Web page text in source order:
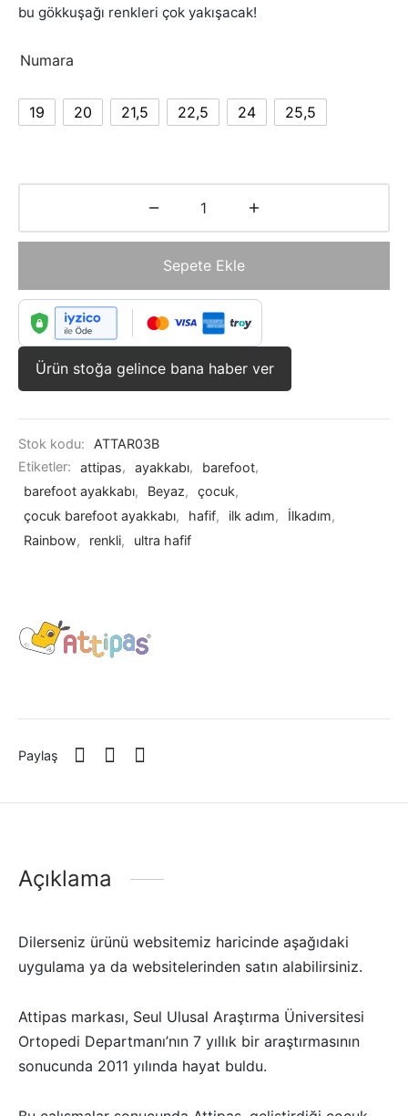
bu gökkuşağı renkleri çok yakışacak!
Numara
19 20 21,5 22,5 24 25,5
Sepete Ekle
Ürün stoğa gelince bana haber ver
Stok kodu:
ATTAR03B
Etiketler:
attipas, ayakkabı, barefoot,
barefoot ayakkabı, Beyaz, çocuk,
çocuk barefoot ayakkabı, hafif, ilk adım, İlkadım,
Rainbow, renkli, ultra hafif
Paylaş
Açıklama
Dilerseniz ürünü websitemiz haricinde aşağıdaki
uygulama ya da websitelerinden satın alabilirsiniz.
Attipas markası, Seul Ulusal Araştırma Üniversitesi
Ortopedi Departmanı’nın 7 yıllık bir araştırmasının
sonucunda 2011 yılında hayat buldu.